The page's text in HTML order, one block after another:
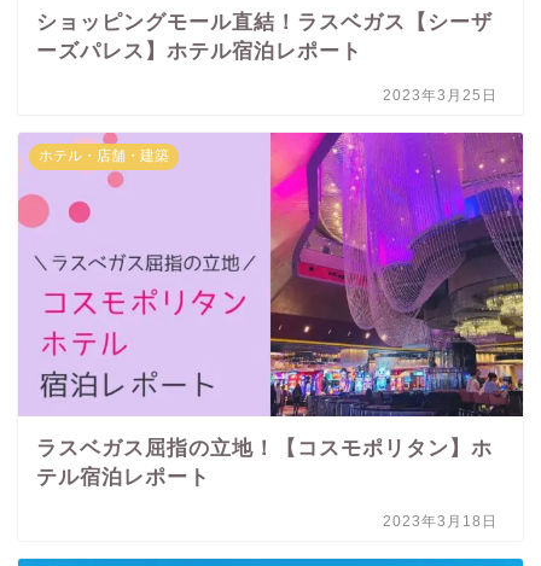
ショッピングモール直結！ラスベガス【シーザ
ーズパレス】ホテル宿泊レポート
2023年3月25日
ホテル・店舗・建築
ラスベガス屈指の立地！【コスモポリタン】ホ
テル宿泊レポート
2023年3月18日